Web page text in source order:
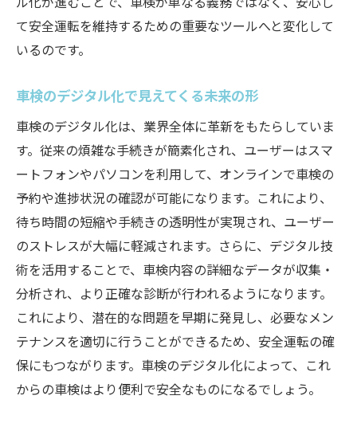
術
デジタル化で変わる車検体験の利便性
デジタル化で向上する車検の安全性と効率
性
車検の安全性向上を支えるデジタル技術
効率的な車検を実現するデジタル化の影響
車検デジタル化がもたらす安全性の変化
デジタル化による車検の効率性向上の事例
安全性と効率性を高める車検デジタル化の
利点
デジタル革命が車検に与える意外なメリット
意外なメリットをもたらす車検のデジタル
革命
デジタル革命がもたらす車検の新たな利点
て安全運転を維持するための重要なツールへと変化して
いるのです。
車検のデジタル化で見えてくる未来の形
車検のデジタル化は、業界全体に革新をもたらしていま
す。従来の煩雑な手続きが簡素化され、ユーザーはスマ
ートフォンやパソコンを利用して、オンラインで車検の
予約や進捗状況の確認が可能になります。これにより、
待ち時間の短縮や手続きの透明性が実現され、ユーザー
のストレスが大幅に軽減されます。さらに、デジタル技
術を活用することで、車検内容の詳細なデータが収集・
分析され、より正確な診断が行われるようになります。
これにより、潜在的な問題を早期に発見し、必要なメン
テナンスを適切に行うことができるため、安全運転の確
保にもつながります。車検のデジタル化によって、これ
からの車検はより便利で安全なものになるでしょう。